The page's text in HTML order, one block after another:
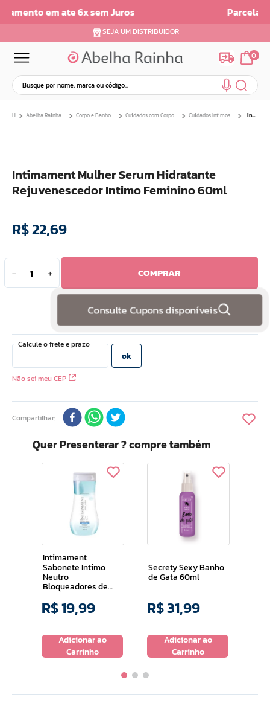
Parcelamento em até 6x sem juros
SEJA UM DISTRIBUIDOR
0
Busque por nome, marca ou código...
Abelha Rainha Corpo e Banho Cuidados com Corpo Cuidados Intimos Intimament Mulher Serum Hidratante Rejuvenescedor Intimo Feminino 60ml
Intimament Mulher Serum Hidratante
Rejuvenescedor Intimo Feminino 60ml
R$22,69
＋
－ COMPRAR
Consulte Cupons disponíveis
Não sei meu CEP
Compartilhar
Quer Presenterar ? compre também
Intimament
Sabonete Intimo
Neutro
Bloqueadores de
R$19,99
Adicionar ao
Carrinho
Secrety Sexy Banho
de Gata 60ml
R$31,99
Adicionar ao
Carrinho
4º
bom medico
5º
renovil
7º
batom
10º doce infancia